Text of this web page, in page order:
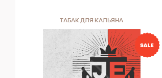
ТАБАК ДЛЯ КАЛЬЯНА